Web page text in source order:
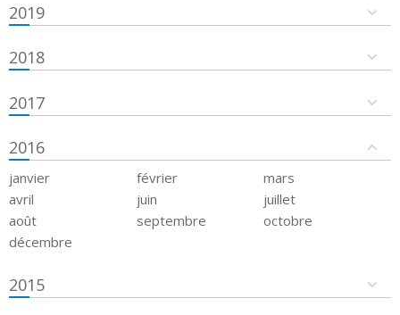
2019
2018
2017
2016
janvier février
mars
avril
juin
juillet
août
septembre
octobre
décembre
2015